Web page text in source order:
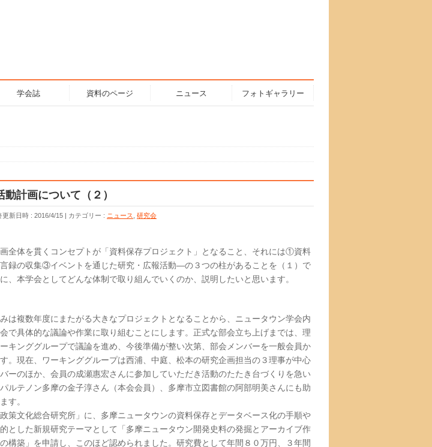
学会誌 資料のページ ニュース フォトギャラリー
動計画について（２）
更新日時 : 2016/4/15 カテゴリー : ニュース 研究会
全体を貫くコンセプトが「資料保存プロジェクト」となること、それには①資料
録の収集③イベントを通じた研究・広報活動―の３つの柱があることを（１）で
、本学会としてどんな体制で取り組んでいくのか、説明したいと思います。
は複数年度にまたがる大きなプロジェクトとなることから、ニュータウン学会内
で具体的な議論や作業に取り組むことにします。正式な部会立ち上げまでは、理
キンググループで議論を進め、今後準備が整い次第、部会メンバーを一般会員か
。現在、ワーキンググループは西浦、中庭、松本の研究企画担当の３理事が中心
ーのほか、会員の成瀬惠宏さんに参加していただき活動のたたき台づくりを急い
ルテノン多摩の金子淳さん（本会会員）、多摩市立図書館の阿部明美さんにも助
す。
策文化総合研究所」に、多摩ニュータウンの資料保存とデータベース化の手順や
とした新規研究テーマとして「多摩ニュータウン開発史料の発掘とアーカイブ作
構築」を申請し、このほど認められました。研究費として年間８０万円、３年間